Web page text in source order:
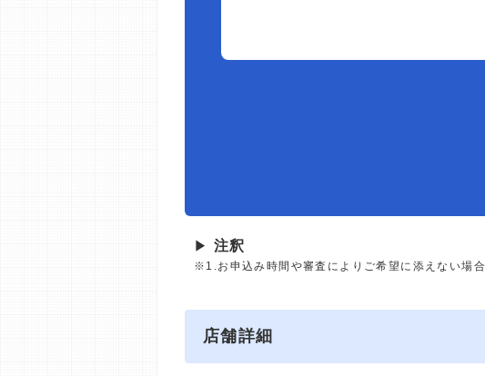
▶ 注釈
※1.お申込み時間や審査によりご希望に添えない場合
店舗詳細